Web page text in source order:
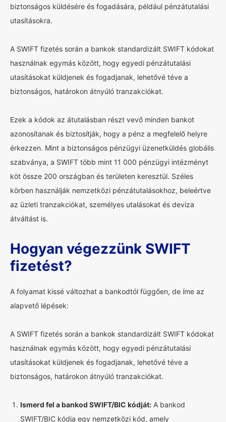
biztonságos küldésére és fogadására, például pénzátutalási
utasításokra.
A SWIFT fizetés során a bankok standardizált SWIFT kódokat
használnak egymás között, hogy egyedi pénzátutalási
utasításokat küldjenek és fogadjanak, lehetővé téve a
biztonságos, határokon átnyúló tranzakciókat.
Ezek a kódok az átutalásban részt vevő minden bankot
azonosítanak és biztosítják, hogy a pénz a megfelelő helyre
érkezzen. Mint a biztonságos pénzügyi üzenetküldés globális
szabványa, a SWIFT több mint 11 000 pénzügyi intézményt
köt össze 200 országban és területen keresztül. Széles
körben használják nemzetközi pénzátutalásokhoz, beleértve
az üzleti tranzakciókat, személyes utalásokat és deviza
átváltást is.
Hogyan végezzünk SWIFT
fizetést?
A folyamat kissé változhat a bankodtól függően, de íme az
alapvető lépések:
A SWIFT fizetés során a bankok standardizált SWIFT kódokat
használnak egymás között, hogy egyedi pénzátutalási
utasításokat küldjenek és fogadjanak, lehetővé téve a
biztonságos, határokon átnyúló tranzakciókat.
Ismerd fel a bankod SWIFT/BIC kódját: A bankod
SWIFT/BIC kódja egy nemzetközi kód, amely